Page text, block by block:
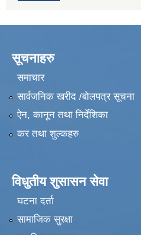
सूचनाहरु
समाचार
सार्वजनिक खरीद /बोलपत्र सूचना
ऐन, कानून तथा निर्देशिका
कर तथा शुल्कहरु
विधुतीय शुसासन सेवा
घटना दर्ता
सामाजिक सुरक्षा